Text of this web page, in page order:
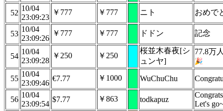
52
10/04
23:09:23
￥777 ￥777 ニト おめで
53
10/04
23:09:26
￥777 ￥777 ドドン 記念
54
10/04
23:09:28
￥250 ￥250
桜並木春夜[シ
ュンヤ]
77.8万
55
10/04
23:09:46
€7.77 ￥1000 WuChuChu
56
10/04
23:09:54
$7.77 ￥863 todkapuz
Let's